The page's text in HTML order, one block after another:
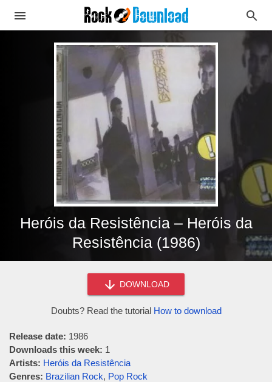
Heróis da Resistência – Heróis da
Resistência (1986)
DOWNLOAD
Doubts? Read the tutorial How to download
Release date: 1986
Downloads this week: 1
Artists: Heróis da Resistência
Genres: Brazilian Rock, Pop Rock